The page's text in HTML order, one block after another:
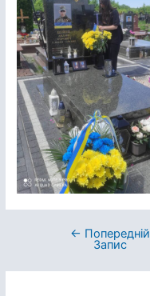
Навігація
← Попередній
Запис